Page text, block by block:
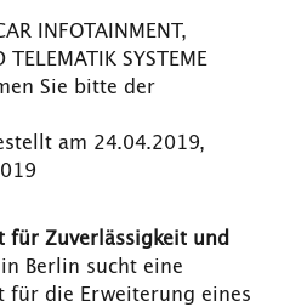
INFOTAINMENT,
TELEMATIK SYSTEME
Sie bitte der
am 24.04.2019,
für Zuverlässigkeit und
in Berlin sucht eine
für die Erweiterung eines